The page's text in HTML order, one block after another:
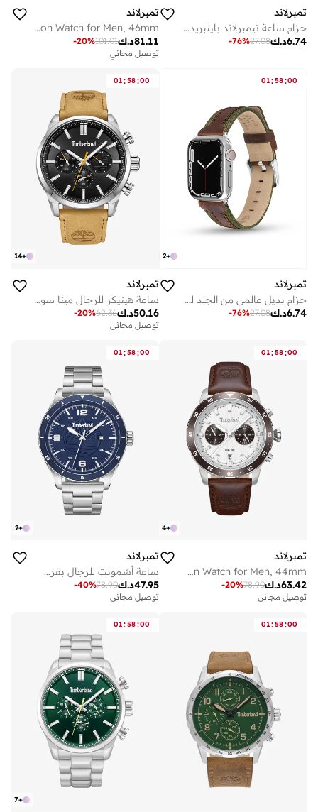
تمبرلاند
حزام ساعة تيمبرلاند باينبريدج جلد للجنسين 22 مم
د.ك6.74
27.08
-76%
تمبرلاند
Henniker II Black Dial 3 Interchangeable Straps Multifunction Watch for Men, 46mm
د.ك81.11
101.01
-20%
توصيل مجاني
01:58:00
+
2
تمبرلاند
حزام بديل عالمي من الجلد لساعات أبل وسامسونج وهواوي (20 مم)
د.ك6.74
27.08
-76%
01:58:00
+
14
تمبرلاند
ساعة هينيكر للرجال مينا سوداء بحزام جلد قمح مم بعقارب
د.ك50.16
62.36
-20%
توصيل مجاني
01:58:00
+
4
تمبرلاند
Parkman Grey Dial Leather Strap Multifunction Watch for Men, 44mm
د.ك63.42
78.90
-20%
توصيل مجاني
01:58:00
+
2
تمبرلاند
ساعة أشمونت للرجال بقرص كحلي ملم وسوار فضي من الفولاذ المقاوم للصدأ
د.ك47.95
78.90
-40%
توصيل مجاني
01:58:00
01:58:00
+
7